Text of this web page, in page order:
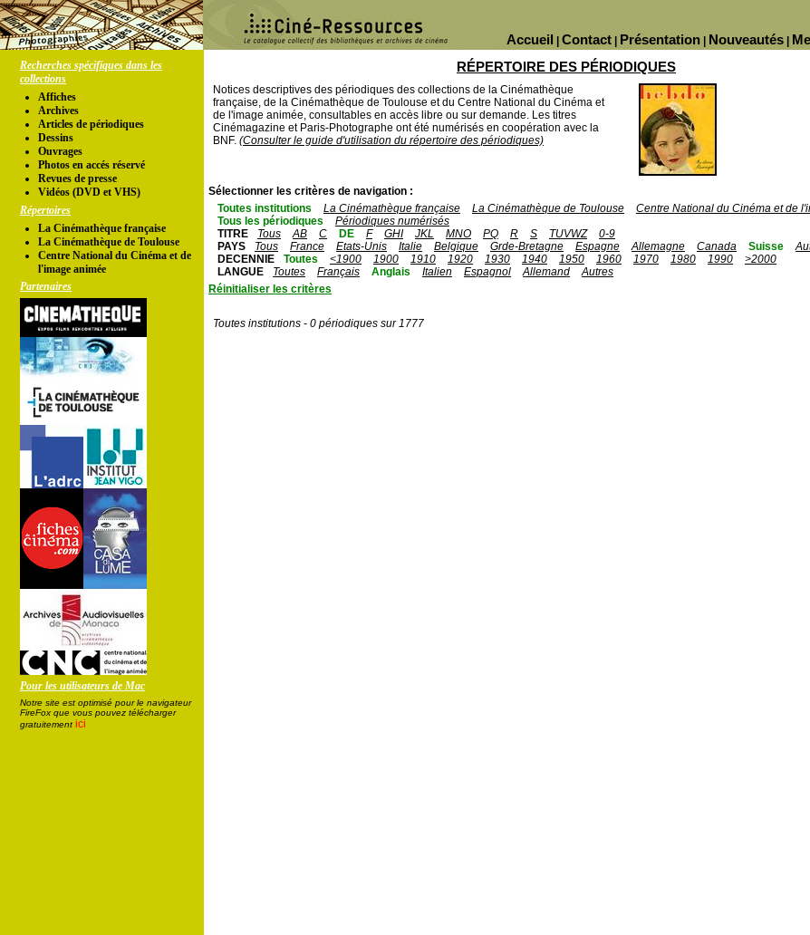
Nouveautés
Présentation
Contact
Accueil
Recherches spécifiques dans les
collections
Affiches
Archives
Articles de périodiques
Dessins
Ouvrages
Photos en accés réservé
Revues de presse
Vidéos (DVD et VHS)
Répertoires
La Cinémathèque française
La Cinémathèque de Toulouse
Centre National du Cinéma et de
l'image animée
Partenaires
Pour les utilisateurs de Mac
Notre site est optimisé pour le navigateur
FireFox que vous pouvez télécharger
gratuitement ici
RÉPERTOIRE DES PÉRIODIQUES
Notices descriptives des périodiques des collections de la Cinémathèque
française, de la Cinémathèque de Toulouse et du Centre National du Cinéma et
de l'image animée, consultables en accès libre ou sur demande. Les titres
Cinémagazine et Paris-Photographe ont été numérisés en coopération avec la
BNF. (Consulter le guide d'utilisation du répertoire des périodiques)
Sélectionner les critères de navigation :
Toutes institutions
La Cinémathèque française La Cinémathèque de Toulouse
Centre National du Cinéma et de
Tous les périodiques
Périodiques numérisés
TITRE
Tous AB C DE F GHI JKL MNO PQ R S TUVWZ
0-9
PAYS
Tous France Etats-Unis Italie Belgique Grde-Bretagne Espagne Allemagne Canada Suisse
DECENNIE
Toutes <1900 1900 1910 1920 1930 1940 1950 1960 1970 1980 1990
>2000
LANGUE
Toutes Français Anglais Italien Espagnol Allemand
Autres
Réinitialiser les critères
Toutes institutions - 0 périodiques sur 1777